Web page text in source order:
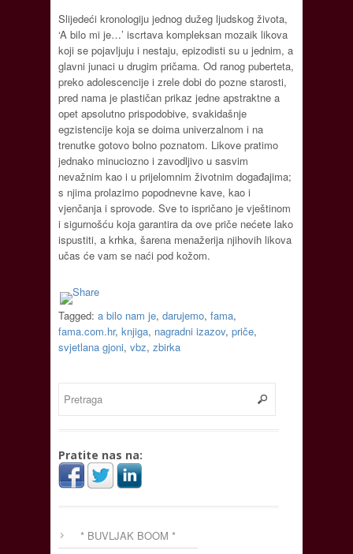
Slijedeći kronologiju jednog dužeg ljudskog života,
‘A bilo mi je…’ iscrtava kompleksan mozaik likova
koji se pojavljuju i nestaju, epizodisti su u jednim, a
glavni junaci u drugim pričama. Od ranog puberteta,
preko adolescencije i zrele dobi do pozne starosti,
pred nama je plastičan prikaz jedne apstraktne a
opet apsolutno prispodobive, svakidašnje
egzistencije koja se doima univerzalnom i na
trenutke gotovo bolno poznatom. Likove pratimo
jednako minuciozno i zavodljivo u sasvim
nevažnim kao i u prijelomnim životnim događajima;
s njima prolazimo popodnevne kave, kao i
vjenčanja i sprovode. Sve to ispričano je vještinom
i sigurnošću koja garantira da ove priče nećete lako
ispustiti, a krhka, šarena menažerija njihovih likova
učas će vam se naći pod kožom.
Tagged: a bilo nam je, darujemo, fama,
fama.com.hr, knjiga, nagradni izazov, priče,
svjetlana gjoni, vbz, zbirka
Pratite nas na:
* BUVLJAK BOOM *